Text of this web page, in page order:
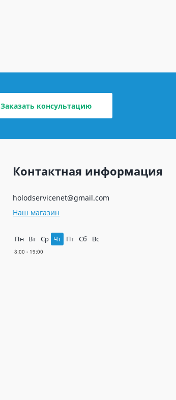
Заказать консультацию
Контактная информация
holodservicenet@gmail.com
Наш магазин
Пн Вт Ср Чт Пт Сб Вс